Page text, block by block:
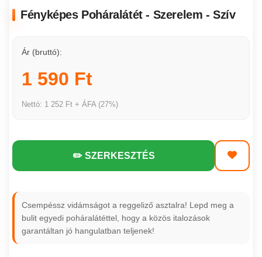
Fényképes Poháralátét - Szerelem - Szív
Ár (bruttó):
1 590 Ft
Nettó: 1 252 Ft + ÁFA (27%)
✏️ SZERKESZTÉS
Csempéssz vidámságot a reggeliző asztalra! Lepd meg a
bulit egyedi poháralátéttel, hogy a közös italozások
garantáltan jó hangulatban teljenek!